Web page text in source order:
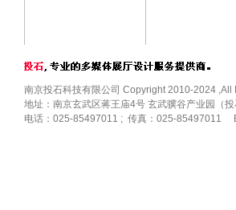
南京投石科技有限公司 Copyright 2010-2024 ,All
地址：南京玄武区蒋王庙4号 玄武骥谷产业园（投
电话：025-85497011 ; 传真：025-85497011